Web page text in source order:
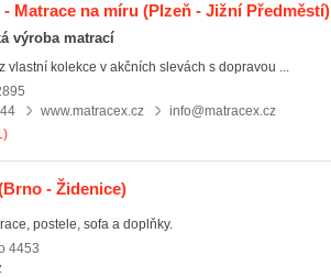
- Matrace na míru (Plzeň - Jižní Předměstí)
výroba matrací
vlastní kolekce v akčních slevách s dopravou ...
www.matracex.cz
info@matracex.cz
- Židenice)
postele, sofa a doplňky.
4453